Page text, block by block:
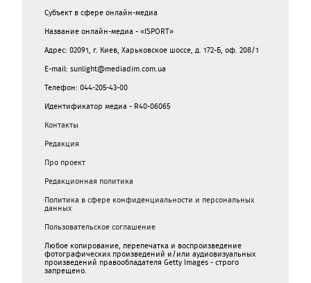
Субъект в сфере онлайн-медиа
Название онлайн-медиа - «ISPORT»
Адрес: 02091, г. Киев, Харьковское шоссе, д. 172-Б, оф. 208/1
E-mail: sunlight@mediadim.com.ua
Телефон: 044-205-43-00
Идентификатор медиа - R40-06065
Контакты
Редакция
Про проект
Редакционная политика
Политика в сфере конфиденциальности и персональных
данных
Пользовательское соглашение
Любое копирование, перепечатка и воспроизведение
фотографических произведений и/или аудиовизуальных
произведений правообладателя Getty Images - строго
запрещено.